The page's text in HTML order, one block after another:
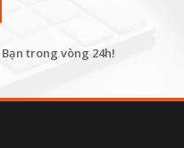
Bạn trong vòng 24h!